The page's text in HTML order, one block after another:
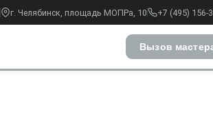
г. Челябинск, площадь МОПРа, 10 +7 (495) 156-
Вызов